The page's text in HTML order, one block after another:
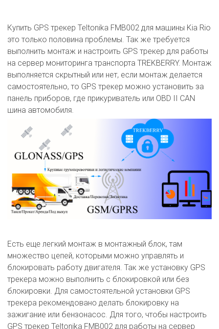
Купить GPS трекер Teltonika FMB002 для машины Kia Rio
это только половина проблемы. Так же требуется
выполнить монтаж и настроить GPS трекер для работы
на сервер мониторинга транспорта TREKBERRY. Монтаж
выполняется скрытный или нет, если монтаж делается
самостоятельно, то GPS трекер можно установить за
панель приборов, где прикуриватель или OBD II CAN
шина автомобиля.
Есть еще легкий монтаж в монтажный блок, там
множество цепей, которыми можно управлять и
блокировать работу двигателя. Так же установку GPS
трекера можно выполнить с блокировкой или без
блокировки. Для самостоятельной установки GPS
трекера рекомендовано делать блокировку на
зажигание или бензонасос. Для того, чтобы настроить
GPS трекер Teltonika FMB002 для работы на сервер